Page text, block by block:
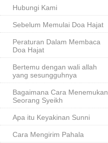
Hubungi Kami
Sebelum Memulai Doa Hajat
Peraturan Dalam Membaca
Doa Hajat
Bertemu dengan wali allah
yang sesungguhnya
Bagaimana Cara Menemukan
Seorang Syeikh
Apa itu Keyakinan Sunni
Cara Mengirim Pahala